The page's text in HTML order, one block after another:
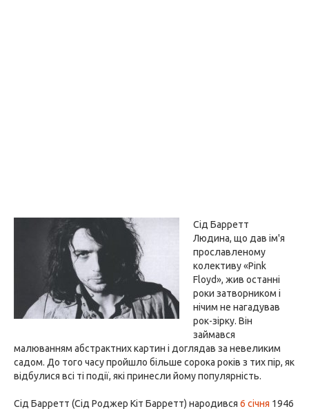
Сід Барретт
Людина, що дав ім'я
прославленому
колективу «Pink
Floyd», жив останні
роки затворником і
нічим не нагадував
рок-зірку. Він
займався
малюванням абстрактних картин і доглядав за невеликим
садом. До того часу пройшло більше сорока років з тих пір, як
відбулися всі ті події, які принесли йому популярність.
Сід Барретт (Сід Роджер Кіт Барретт) народився 6 січня 1946